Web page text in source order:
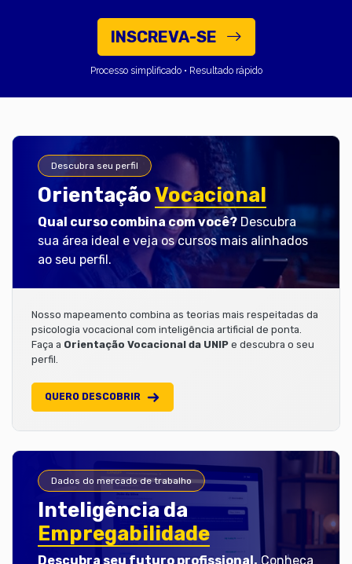
INSCREVA-SE
Processo simplificado • Resultado rápido
Descubra seu perfil
OrientaçãoVocacional
Qual curso combina com você? Descubra
sua área ideal e veja os cursos mais alinhados
ao seu perfil.
Nosso mapeamento combina as teorias mais respeitadas da
psicologia vocacional com inteligência artificial de ponta.
Faça a Orientação Vocacional da UNIP e descubra o seu
perfil.
QUERO DESCOBRIR
Dados do mercado de trabalho
Inteligência da
Empregabilidade
Descubra seu futuro profissional. Conheça